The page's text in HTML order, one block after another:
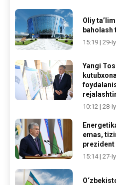
Oliy
baholash
15:19 | 29-
Yangi
10:12 | 28-
emas,
prezident
15:14 | 27-